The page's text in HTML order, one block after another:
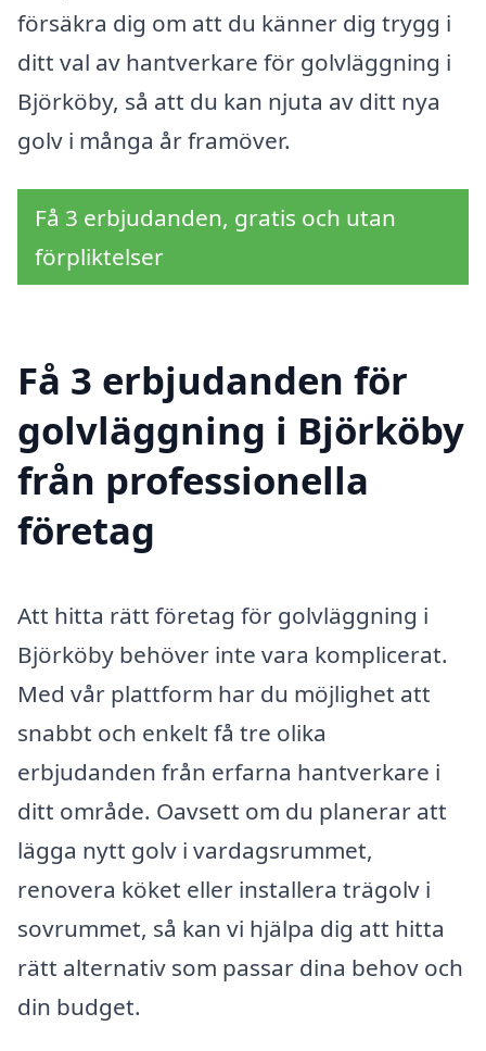
försäkra dig om att du känner dig trygg i
ditt val av hantverkare för golvläggning i
Björköby, så att du kan njuta av ditt nya
golv i många år framöver.
Få 3 erbjudanden, gratis och utan
förpliktelser
Få 3 erbjudanden för
golvläggning i Björköby
från professionella
företag
Att hitta rätt företag för golvläggning i
Björköby behöver inte vara komplicerat.
Med vår plattform har du möjlighet att
snabbt och enkelt få tre olika
erbjudanden från erfarna hantverkare i
ditt område. Oavsett om du planerar att
lägga nytt golv i vardagsrummet,
renovera köket eller installera trägolv i
sovrummet, så kan vi hjälpa dig att hitta
rätt alternativ som passar dina behov och
din budget.